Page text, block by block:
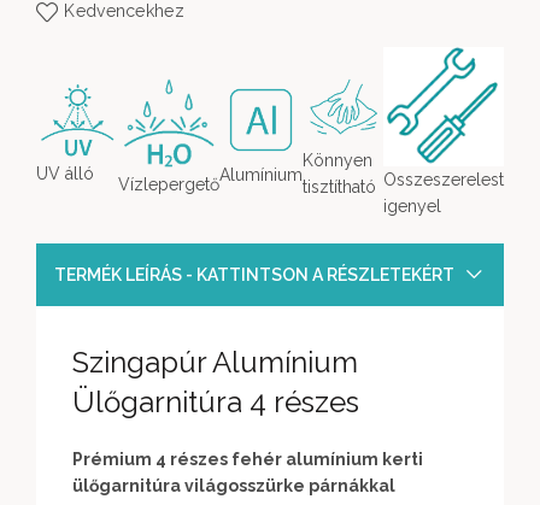
Kedvencekhez
UV álló
VízlepergetőAlumínium
Könnyen
tisztítható Osszeszerelest
igenyel
TERMÉK LEÍRÁS - KATTINTSON A RÉSZLETEKÉRT
Szingapúr Alumínium
Ülőgarnitúra 4 részes
Prémium 4 részes fehér alumínium kerti
ülőgarnitúra világosszürke párnákkal